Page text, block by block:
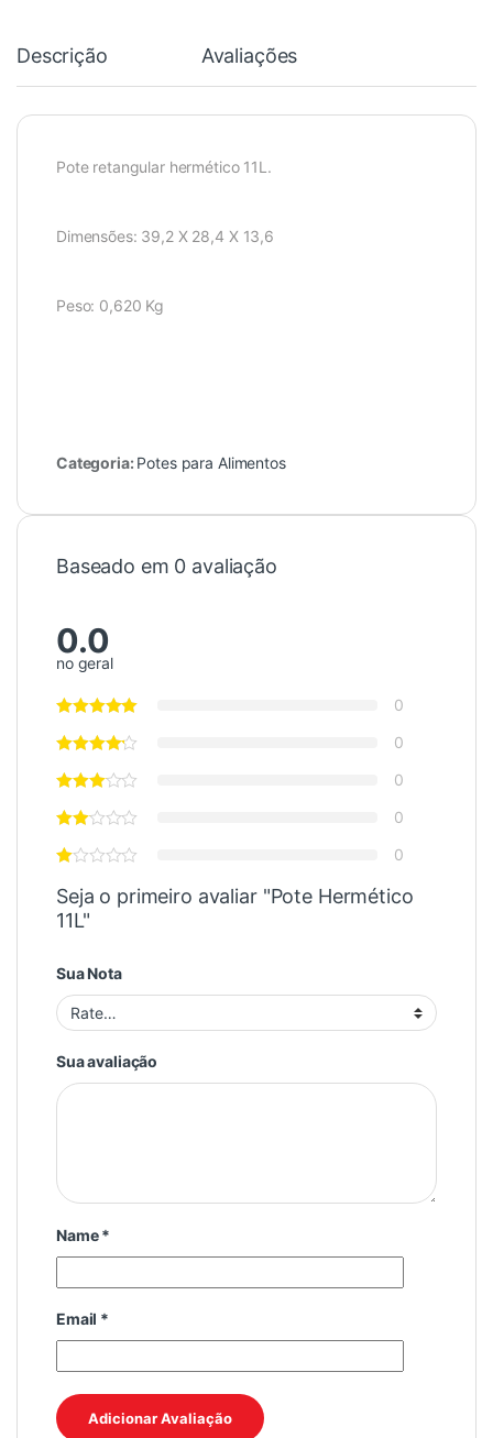
Descrição Avaliações
Pote retangular hermético 11L.
Dimensões: 39,2 X 28,4 X 13,6
Peso: 0,620 Kg
Categoria: Potes para Alimentos
Baseado em 0 avaliação
0.0
no geral
0
0
0
0
0
Seja o primeiro avaliar "Pote Hermético
11L"
Sua Nota
Sua avaliação
Name*
Email *